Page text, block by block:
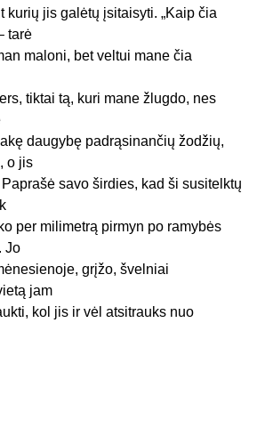
kurių jis galėtų įsitaisyti. „Kaip čia
tarė
maloni, bet veltui mane čia
tiktai tą, kuri mane žlugdo, nes
daugybę padrąsinančių žodžių,
o jis
savo širdies, kad ši susitelktų
per milimetrą pirmyn po ramybės
Jo
grįžo, švelniai
jam
kol jis ir vėl atsitrauks nuo